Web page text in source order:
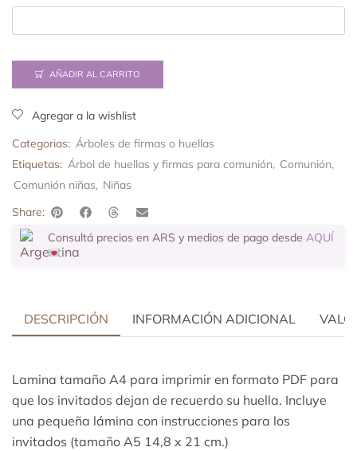
AÑADIR AL CARRITO
Agregar a la wishlist
Categorias: Árboles de firmas o huellas
Etiquetas: Árbol de huellas y firmas para comunión, Comunión,
Comunión niñas, Niñas
Share:
Consultá precios en ARS y medios de pago desde AQUÍ
DESCRIPCIÓN INFORMACIÓN ADICIONAL
Lamina tamaño A4 para imprimir en formato PDF para
que los invitados dejan de recuerdo su huella. Incluye
una pequeña lámina con instrucciones para los
invitados (tamaño A5 14,8 x 21 cm.)